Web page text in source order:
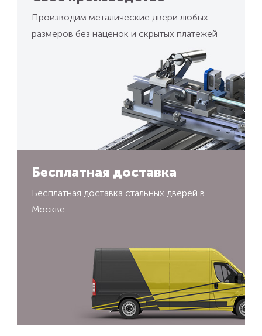
Производим металические двери любых
размеров без наценок и скрытых платежей
Бесплатная доставка
Бесплатная доставка стальных дверей в
Москве